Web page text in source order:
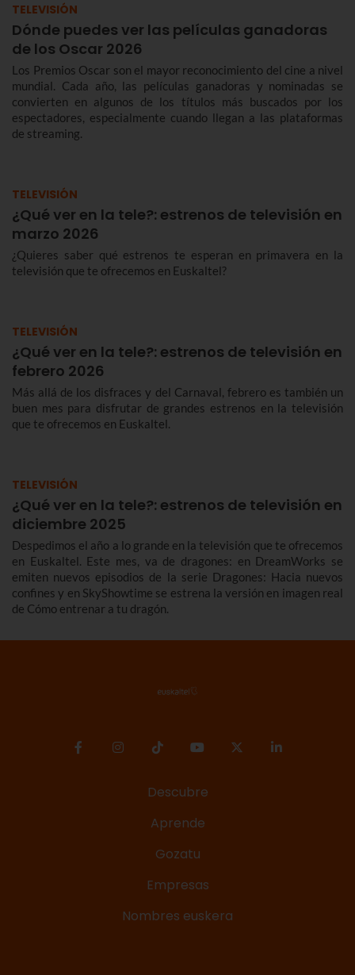
TELEVISIÓN
Dónde puedes ver las películas ganadoras
de los Oscar 2026
Los Premios Oscar son el mayor reconocimiento del cine a nivel
mundial. Cada año, las películas ganadoras y nominadas se
convierten en algunos de los títulos más buscados por los
espectadores, especialmente cuando llegan a las plataformas
de streaming.
TELEVISIÓN
¿Qué ver en la tele?: estrenos de televisión en
marzo 2026
¿Quieres saber qué estrenos te esperan en primavera en la
televisión que te ofrecemos en Euskaltel?
TELEVISIÓN
¿Qué ver en la tele?: estrenos de televisión en
febrero 2026
Más allá de los disfraces y del Carnaval, febrero es también un
buen mes para disfrutar de grandes estrenos en la televisión
que te ofrecemos en Euskaltel.
TELEVISIÓN
¿Qué ver en la tele?: estrenos de televisión en
diciembre 2025
Despedimos el año a lo grande en la televisión que te ofrecemos
en Euskaltel. Este mes, va de dragones: en DreamWorks se
emiten nuevos episodios de la serie Dragones: Hacia nuevos
confines y en SkyShowtime se estrena la versión en imagen real
de Cómo entrenar a tu dragón.
Descubre
Aprende
Gozatu
Empresas
Nombres euskera